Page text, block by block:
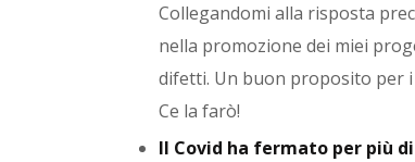
Collegandomi alla risposta
nella promozione dei miei
difetti. Un buon proposito per i
Ce la farò!
Il Covid ha fermato per più